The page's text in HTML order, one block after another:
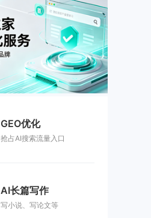
GEO优化
抢占AI搜索流量入口
AI长篇写作
写小说、写论文等